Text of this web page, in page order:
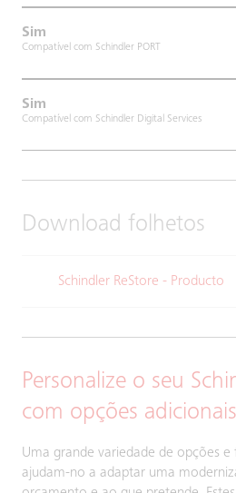
Sim
Compatível com Schindler PORT
Sim
Compatível com Schindler Digital Services
Download folhetos
Schindler ReStore - Producto
Personalize o seu
com opções adicionais
Uma grande variedade de opções e
ajudam-no a adaptar uma